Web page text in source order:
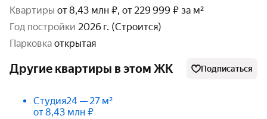
Квартиры от 8,43 млн ₽, от 229 999 ₽ за м²
год постройки 2026 г. (Строится)
парковка открытая
Другие квартиры в этом ЖК Подписаться
Студия24 — 27 м²
от 8,43 млн ₽